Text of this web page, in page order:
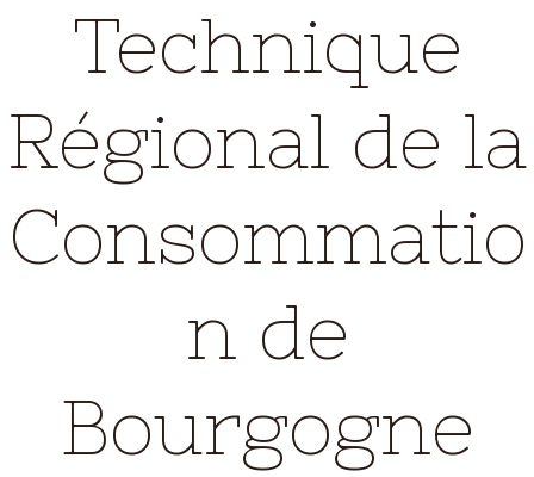
Technique
Régional de la
Consommatio
n de
Bourgogne